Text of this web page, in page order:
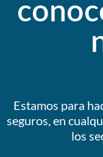
Estamos para
seguros, en
los